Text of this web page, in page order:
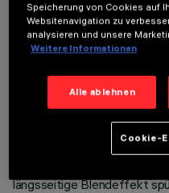
LETZTES UPDATE: 05.08.2026
BESCHREIBUNG
Miniaturisierte, lineare
vertikale Beleuchtung von
Technologie des
gleichmäßige und
längsseitige Blendeffekt
Speicherung von Cookies auf
Websitenavigation zu
analysieren und unsere
Weitere Informationen
Alle ablehnen
Cookie-